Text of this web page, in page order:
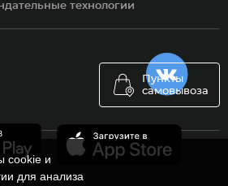
Пункты
самовывоза
технологии
cookie и
для анализа